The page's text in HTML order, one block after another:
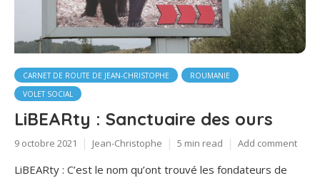
CARNET DE ROUTE DE JEAN-CHRISTOPHE
ROUMANIE
VOLET SOCIAL
LiBEARty : Sanctuaire des ours
9 octobre 2021 Jean-Christophe 5 min read Add comment
LiBEARty : C’est le nom qu’ont trouvé les fondateurs de